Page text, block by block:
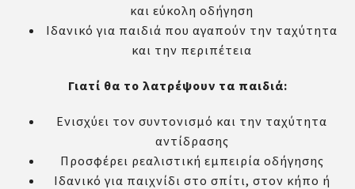
και εύκολη οδήγηση
Ιδανικό για παιδιά που αγαπούν την ταχύτητα
και την περιπέτεια
Γιατί θα το λατρέψουν τα παιδιά:
Ενισχύει τον συντονισμό και την ταχύτητα
αντίδρασης
Προσφέρει ρεαλιστική εμπειρία οδήγησης
Ιδανικό για παιχνίδι στο σπίτι, στον κήπο ή